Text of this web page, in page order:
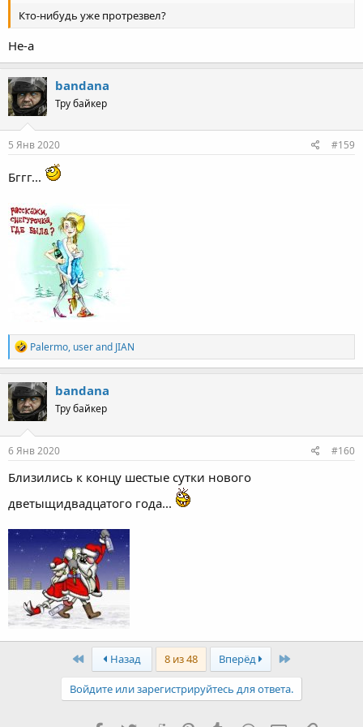
Кто-нибудь уже протрезвел?
Не-а
bandana
Тру байкер
5 Янв 2020 #159
Бггг...
R
e
a
c
t
i
o
n
s
Palermo, userand JIAN
bandana
Тру байкер
6 Янв 2020 #160
Близились к концу шестые сутки нового
дветыщидвадцатого года...
First Назад 8 из 48 Вперёд Last
Войдите или зарегистрируйтесь для ответа.